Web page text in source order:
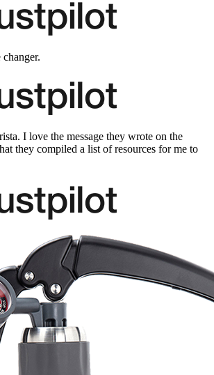
I love the message they wrote on the
they compiled a list of resources for me to